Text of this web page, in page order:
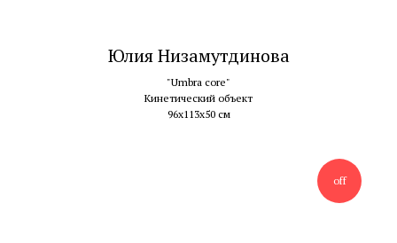
Юлия Низамутдинова
"Umbra core"
Кинетический объект
96х113х50 см
off